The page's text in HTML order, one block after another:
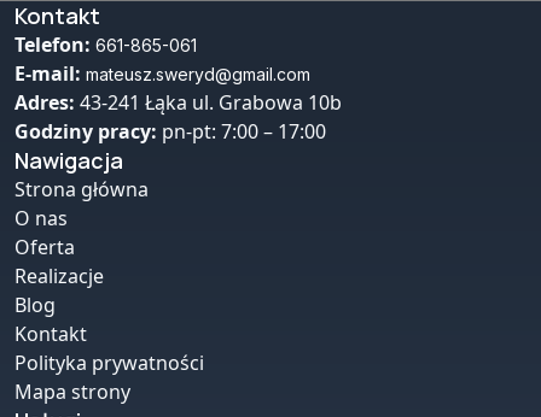
Kontakt
Telefon: 661-865-061
E-mail: mateusz.sweryd@gmail.com
Adres: 43-241 Łąka ul. Grabowa 10b
Godziny pracy: pn-pt: 7:00 – 17:00
Nawigacja
Strona główna
O nas
Oferta
Realizacje
Blog
Kontakt
Polityka prywatności
Mapa strony